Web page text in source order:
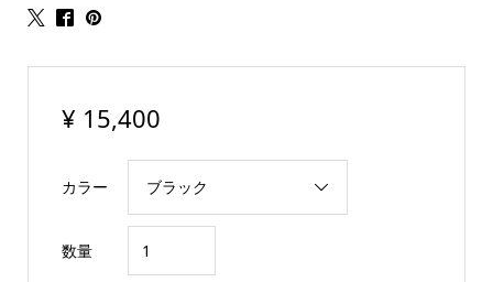
¥ 15,400
カラー
数量
ラ